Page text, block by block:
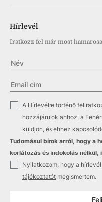
Hírlevél
Iratkozz fel már most
A Hírlevélre történő
hozzájárulok ahhoz, a
küldjön, és ehhez
Tudomásul bírok arról, hogy a
korlátozás és indokolás nélkül,
Nyilatkozom, hogy a
tájékoztatót megismertem.